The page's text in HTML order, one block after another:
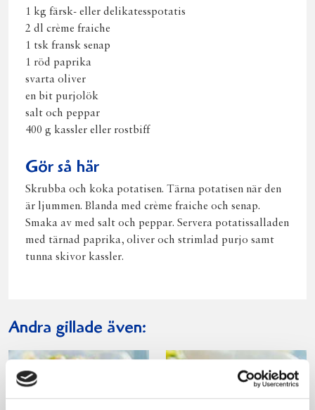
1 kg färsk- eller delikatesspotatis
2 dl crème fraiche
1 tsk fransk senap
1 röd paprika
svarta oliver
en bit purjolök
salt och peppar
400 g kassler eller rostbiff
Gör så här
Skrubba och koka potatisen. Tärna potatisen när den
är ljummen. Blanda med crème fraiche och senap.
Smaka av med salt och peppar. Servera potatissalladen
med tärnad paprika, oliver och strimlad purjo samt
tunna skivor kassler.
Andra gillade även: